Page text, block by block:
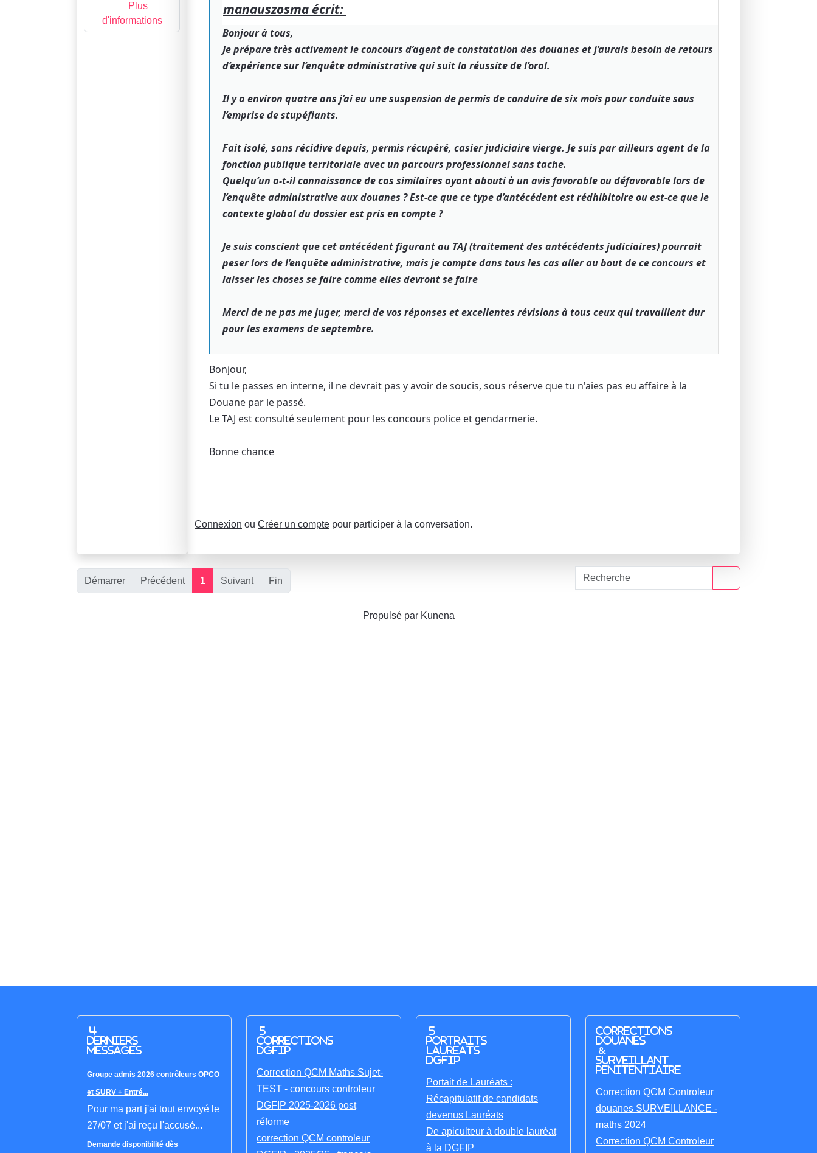
Plus
d'informations
manauszosma écrit:
Bonjour à tous,
Je prépare très activement le concours d’agent de constatation des douanes et j’aurais besoin de retours
d’expérience sur l’enquête administrative qui suit la réussite de l’oral.
Il y a environ quatre ans j’ai eu une suspension de permis de conduire de six mois pour conduite sous
l’emprise de stupéfiants.
Fait isolé, sans récidive depuis, permis récupéré, casier judiciaire vierge. Je suis par ailleurs agent de la
fonction publique territoriale avec un parcours professionnel sans tache.
Quelqu’un a-t-il connaissance de cas similaires ayant abouti à un avis favorable ou défavorable lors de
l’enquête administrative aux douanes ? Est-ce que ce type d’antécédent est rédhibitoire ou est-ce que le
contexte global du dossier est pris en compte ?
Je suis conscient que cet antécédent figurant au TAJ (traitement des antécédents judiciaires) pourrait
peser lors de l’enquête administrative, mais je compte dans tous les cas aller au bout de ce concours et
laisser les choses se faire comme elles devront se faire
Merci de ne pas me juger, merci de vos réponses et excellentes révisions à tous ceux qui travaillent dur
pour les examens de septembre.
Bonjour,
Si tu le passes en interne, il ne devrait pas y avoir de soucis, sous réserve que tu n'aies pas eu affaire à la
Douane par le passé.
Le TAJ est consulté seulement pour les concours police et gendarmerie.
Bonne chance
Connexion ou Créer un compte pour participer à la conversation.
Démarrer Précédent 1 Suivant Fin
Propulsé par Kunena
4
derniers
messages
Groupe admis 2026 contrôleurs OPCO
et SURV + Entré...
Pour ma part j'ai tout envoyé le
27/07 et j'ai reçu l'accusé...
Demande disponibilité dès
5
corrections
DGFIP
Correction QCM Maths Sujet-
TEST - concours controleur
DGFIP 2025-2026 post
réforme
correction QCM controleur
5
portraits
laureats
DGFIP
Portait de Lauréats :
Récapitulatif de candidats
devenus Lauréats
De apiculteur à double lauréat
à la DGFIP
Corrections
Douanes
&
Surveillant
penitentiaire
Correction QCM Controleur
douanes SURVEILLANCE -
maths 2024
Correction QCM Controleur